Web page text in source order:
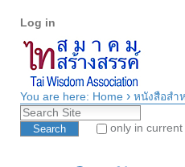
content.
Skip
to
navigation
tools
Log in
You are here: Home › หนังสือสำ
Search Site
only in current